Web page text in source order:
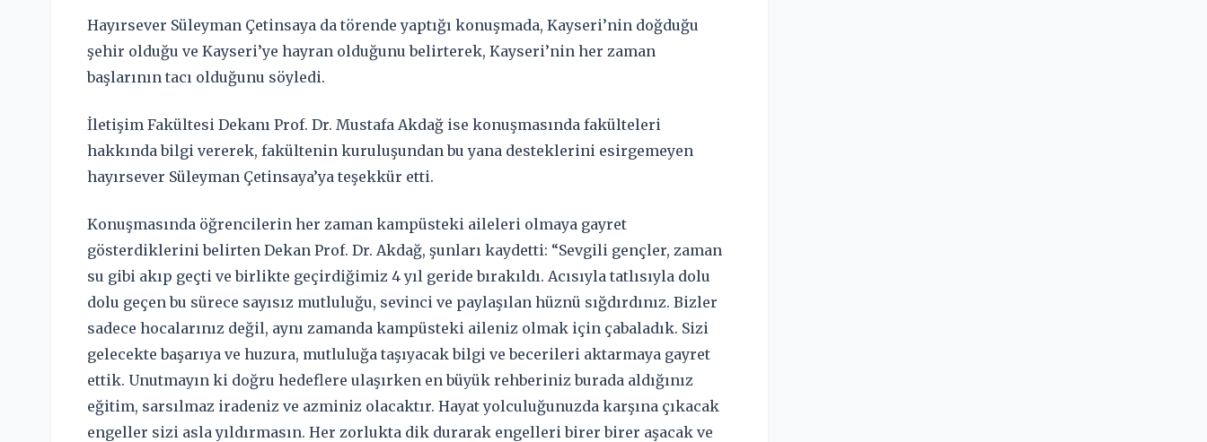
Hayırsever Süleyman Çetinsaya da törende yaptığı konuşmada, Kayseri’nin doğduğu
şehir olduğu ve Kayseri’ye hayran olduğunu belirterek, Kayseri’nin her zaman
başlarının tacı olduğunu söyledi.
İletişim Fakültesi Dekanı Prof. Dr. Mustafa Akdağ ise konuşmasında fakülteleri
hakkında bilgi vererek, fakültenin kuruluşundan bu yana desteklerini esirgemeyen
hayırsever Süleyman Çetinsaya’ya teşekkür etti.
Konuşmasında öğrencilerin her zaman kampüsteki aileleri olmaya gayret
gösterdiklerini belirten Dekan Prof. Dr. Akdağ, şunları kaydetti: “Sevgili gençler, zaman
su gibi akıp geçti ve birlikte geçirdiğimiz 4 yıl geride bırakıldı. Acısıyla tatlısıyla dolu
dolu geçen bu sürece sayısız mutluluğu, sevinci ve paylaşılan hüznü sığdırdınız. Bizler
sadece hocalarınız değil, aynı zamanda kampüsteki aileniz olmak için çabaladık. Sizi
gelecekte başarıya ve huzura, mutluluğa taşıyacak bilgi ve becerileri aktarmaya gayret
ettik. Unutmayın ki doğru hedeflere ulaşırken en büyük rehberiniz burada aldığınız
eğitim, sarsılmaz iradeniz ve azminiz olacaktır. Hayat yolculuğunuzda karşına çıkacak
engeller sizi asla yıldırmasın. Her zorlukta dik durarak engelleri birer birer aşacak ve